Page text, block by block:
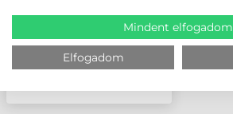
Mindent elfogadom
Elfogadom